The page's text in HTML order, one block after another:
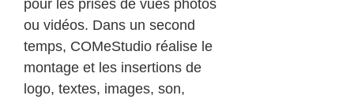
pour les prises de vues photos
ou vidéos. Dans un second
temps, COMeStudio réalise le
montage et les insertions de
logo, textes, images, son,